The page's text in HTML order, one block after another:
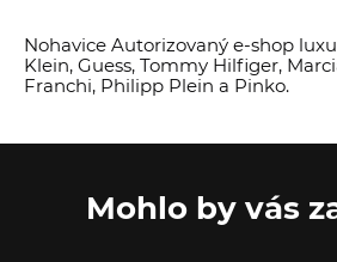
Nohavice Autorizovaný e-shop
Klein, Guess, Tommy Hilfiger,
Franchi, Philipp Plein a Pinko.
Mohlo by vás